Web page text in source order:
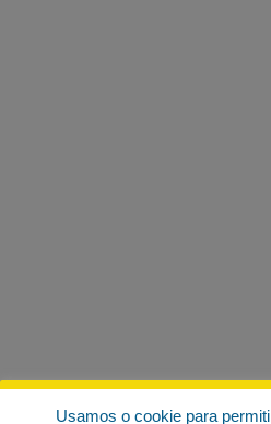
Usamos o cookie para